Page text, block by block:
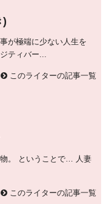
)
が極端に少ない人生を
ティバー...
このライターの記事一覧
。 ということで… 人妻
このライターの記事一覧